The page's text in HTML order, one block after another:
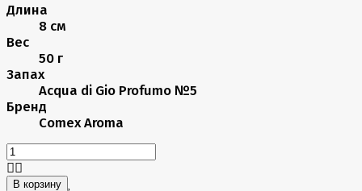
Длина
8 см
Вес
50 г
Запах
Acqua di Gio Profumo №5
Бренд
Comex Aroma
В корзину